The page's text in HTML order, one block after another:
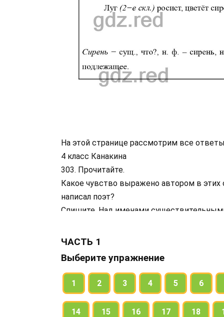
На этой странице рассмотрим все
4 класс Канакина
303. Прочитайте.
Какое чувство выражено автором в
написал поэт?
Спишите. Над именами
ЧАСТЬ 1
Выберите упражнение
1 2 3 4 5 6
14 15 16 17 18